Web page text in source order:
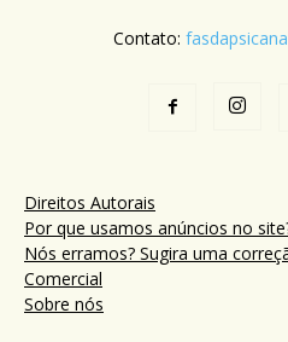
Contato:
Direitos Autorais
Por que usamos anúncios no
Nós erramos? Sugira uma
Comercial
Sobre nós